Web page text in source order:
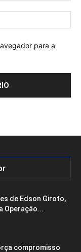
para a
de Edson Giroto,
Operação...
compromisso